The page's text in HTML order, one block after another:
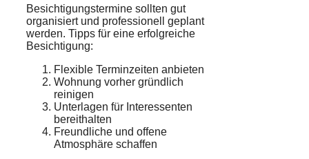
Besichtigungstermine sollten gut
organisiert und professionell geplant
werden. Tipps für eine erfolgreiche
Besichtigung:
Flexible Terminzeiten anbieten
Wohnung vorher gründlich
reinigen
Unterlagen für Interessenten
bereithalten
Freundliche und offene
Atmosphäre schaffen